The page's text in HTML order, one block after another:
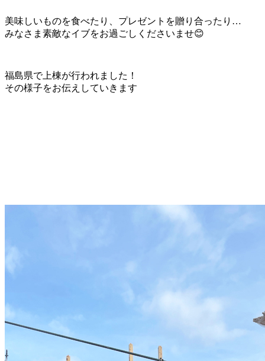
美味しいものを食べたり、プレゼントを贈り合ったり…
みなさま素敵なイブをお過ごしくださいませ😊
福島県で上棟が行われました！
その様子をお伝えしていきます